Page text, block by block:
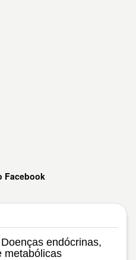
Facebook
endócrinas,
metabólicas